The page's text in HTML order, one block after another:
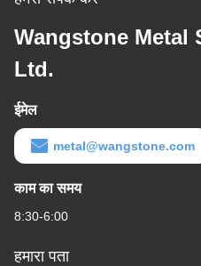
Wangstone Metal
Ltd.
ईमेल
metal@wangstone.com
काम का समय
8:30-6:00
हमारा पता